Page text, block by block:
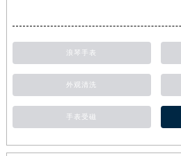
浪琴手表
外观清洗
手表受磁